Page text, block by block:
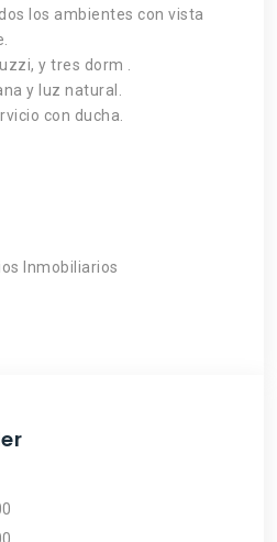
los ambientes con vista
y tres dorm .
y luz natural.
con ducha.
Inmobiliarios